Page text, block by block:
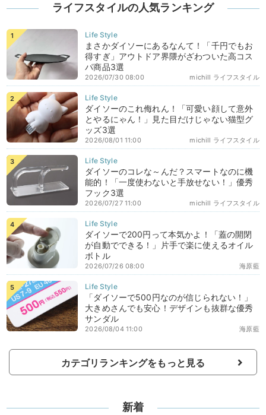
ライフスタイルの人気ランキング
まさかダイソーにあるなんて！「千円でもお
得すぎ」アウトドア界隈がざわついた高コス
パ商品3選
michill ライフスタイル
2026/07/30 08:00
ダイソーのこれ侮れん！「可愛い顔して意外
とやるにゃん！」見た目だけじゃない猫型グ
ッズ3選
michill ライフスタイル
2026/08/01 11:00
ダイソーのコレな～んだ？スマートなのに機
能的！「一度使わないと手放せない！」優秀
フック3選
michill ライフスタイル
2026/07/27 11:00
ダイソーで200円って本気かよ！「蓋の開閉
が自動でできる！」片手で楽に使えるオイル
ボトル
海原藍
2026/07/26 08:00
「ダイソーで500円なのが信じられない！」
大きめさんでも安心！デザインも抜群な優秀
サンダル
海原藍
2026/08/04 11:00
カテゴリランキングをもっと見る
新着